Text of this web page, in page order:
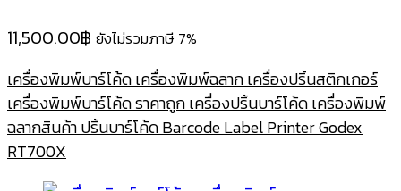
11,500.00฿ ยังไม่รวมภาษี 7%
เครื่องพิมพ์บาร์โค้ด เครื่องพิมพ์ฉลาก เครื่องปริ้นสติกเกอร์
เครื่องพิมพ์บาร์โค้ด ราคาถูก เครื่องปริ้นบาร์โค้ด เครื่องพิมพ์
ฉลากสินค้า ปริ้นบาร์โค้ด Barcode Label Printer Godex
RT700X